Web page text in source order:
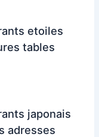
etoiles
tables
japonais
adresses